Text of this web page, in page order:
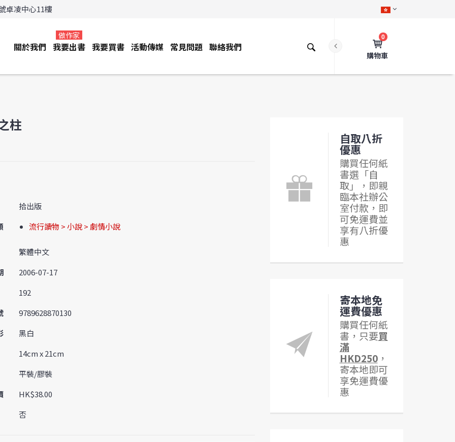
卓凌中心11樓
0
購物車
關於我們 我要出書
做作家
我要買書 活動傳媒 常見問題 聯絡我們
柱
拾出版
流行讀物 > 小說 > 劇情小說
繁體中文
2006-07-17
192
9789628870130
黑白
14cm x 21cm
平裝/膠裝
HK$38.00
否
自取八折
優惠
購買任何紙
書選「自
取」，即親
臨本社辦公
室付款，即
可免運費並
享有八折優
惠
寄本地免
運費優惠
購買任何紙
書，只要買
滿
HKD250，
寄本地即可
享免運費優
惠